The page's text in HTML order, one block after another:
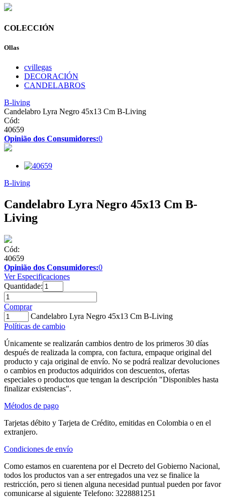
COLECCIÓN
Ollas
cvillegas
DECORACIÓN
CANDELABROS
B-living
Candelabro Lyra Negro 45x13 Cm B-Living
Cód:
40659
Opinião dos Consumidores:0
B-living
Candelabro Lyra Negro 45x13 Cm B-
Living
Cód:
40659
Opinião dos Consumidores:0
Ver Especificaciones
Quantidade:
Comprar
Candelabro Lyra Negro 45x13 Cm B-Living
Políticas de cambio
Únicamente se realizarán cambios dentro de los primeros 30 días
después de realizada la compra, con factura, empaque original del
producto y caja original de envío. No se podrá realizar devoluciones
o cambios en productos adquiridos con descuentos, ofertas
especiales o productos que tengan la descripción "Disponibles hasta
finalizar existencias".
Métodos de pago
Tarjetas débito y Tarjeta de Crédito, emitidas en Colombia o en el
extranjero.
Condiciones de envío
Como estamos en cuarentena por el Decreto del Gobierno Nacional,
todos los productos van a ser entregados una vez se finalice la
restricción, pero si tienen alguna necesidad puntual pueden por favor
comunicarse al siguiente Telefono: 3228881251